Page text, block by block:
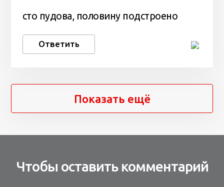
сто пудова, половину подстроено
Ответить
Показать ещё
Чтобы оставить комментарий